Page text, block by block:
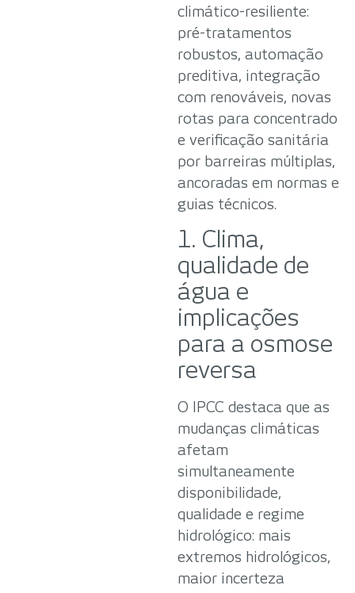
climático-resiliente:
pré-tratamentos
robustos, automação
preditiva, integração
com renováveis, novas
rotas para concentrado
e verificação sanitária
por barreiras múltiplas,
ancoradas em normas e
guias técnicos.
1. Clima,
qualidade de
água e
implicações
para a osmose
reversa
O IPCC destaca que as
mudanças climáticas
afetam
simultaneamente
disponibilidade,
qualidade e regime
hidrológico: mais
extremos hidrológicos,
maior incerteza